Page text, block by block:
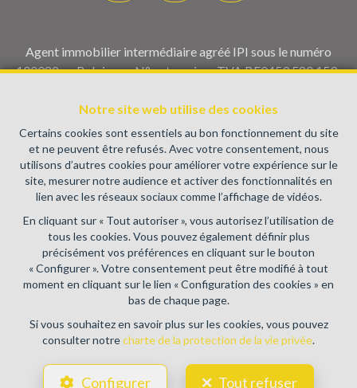
Notre site web utilise des cookies
Certains cookies sont essentiels au bon fonctionnement du site
et ne peuvent être refusés. Avec votre consentement, nous
utilisons d’autres cookies pour améliorer votre expérience sur le
site, mesurer notre audience et activer des fonctionnalités en
lien avec les réseaux sociaux comme l’affichage de vidéos.
En cliquant sur « Tout autoriser », vous autorisez l’utilisation de
tous les cookies. Vous pouvez également définir plus
précisément vos préférences en cliquant sur le bouton
« Configurer ». Votre consentement peut être modifié à tout
moment en cliquant sur le lien « Configuration des cookies » en
bas de chaque page.
Si vous souhaitez en savoir plus sur les cookies, vous pouvez
consulter notrecharte de la protection de la vie privée.
Configurer Tout refuser
Agent immobilier intermédiaire agréé IPI sous le numéro
100082 en Belgique - N° entreprise : TVA BE0459.580.159-
immobiliers, rue du Luxembourg 16B, 1000 Bruxelles (+32 2
505 38 50 - info@ipi.be) - Soumis aucode déontologique de l’
IPI
RC professionnelle et cautionnement via AXA Belgium SA,
Place du Trône 1, 1000 Bruxelles – police n° 730.390.160.
Couverture valable pour les activités réalisées en Belgique
Conditions générales d'utilisation du site
Charte de la protection de la vie privée
Configuration des cookies
POWERED BY
DESIGNED AND DEVELOPED BY